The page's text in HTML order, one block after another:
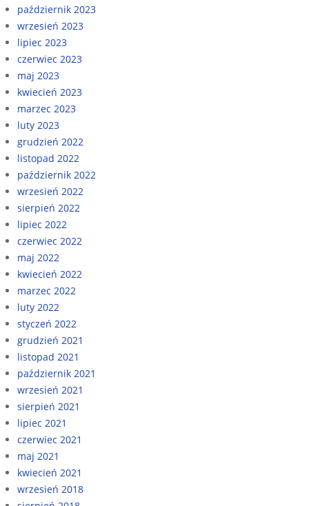
październik 2023
wrzesień 2023
lipiec 2023
czerwiec 2023
maj 2023
kwiecień 2023
marzec 2023
luty 2023
grudzień 2022
listopad 2022
październik 2022
wrzesień 2022
sierpień 2022
lipiec 2022
czerwiec 2022
maj 2022
kwiecień 2022
marzec 2022
luty 2022
styczeń 2022
grudzień 2021
listopad 2021
październik 2021
wrzesień 2021
sierpień 2021
lipiec 2021
czerwiec 2021
maj 2021
kwiecień 2021
wrzesień 2018